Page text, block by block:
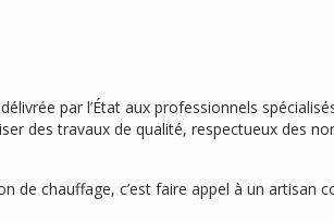
par l’État aux professionnels
des travaux de qualité, respectueux des
de chauffage, c’est faire appel à un artisan